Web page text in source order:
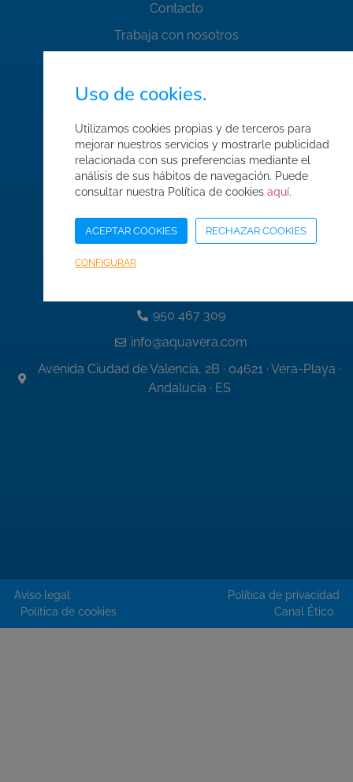
Contacto
Trabaja con nosotros
Normas de seguridad
Mapa web
Acceso Área Corporativa
Datos de contacto
950 467 309
info@aquavera.com
Avenida Ciudad de Valencia, 2B · 04621 · Vera-Playa ·
Andalucía · ES
Aviso legal
Política de privacidad
Política de cookies
Canal Ético
Uso de cookies.
Utilizamos cookies propias y de terceros para
mejorar nuestros servicios y mostrarle publicidad
relacionada con sus preferencias mediante el
análisis de sus hábitos de navegación. Puede
consultar nuestra Política de cookies aquí.
ACEPTAR COOKIES RECHAZAR COOKIES
CONFIGURAR